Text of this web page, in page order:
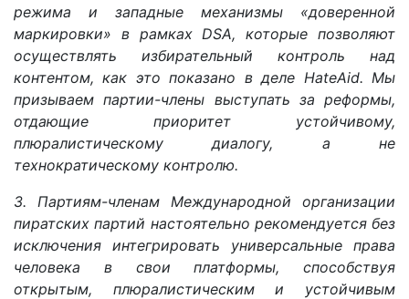
режима и западные механизмы «доверенной
маркировки» в рамках DSA, которые позволяют
осуществлять избирательный контроль над
контентом, как это показано в деле HateAid. Мы
призываем партии-члены выступать за реформы,
отдающие приоритет устойчивому,
плюралистическому диалогу, а не
технократическому контролю.
3. Партиям-членам Международной организации
пиратских партий настоятельно рекомендуется без
исключения интегрировать универсальные права
человека в свои платформы, способствуя
открытым, плюралистическим и устойчивым